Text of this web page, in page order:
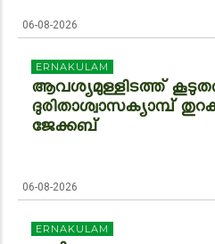
06-08-2026
ERNAKULAM
ആവശ്യമുള്ളിടത്ത്
ദുരിതാശ്വാസക്യാമ്പ്
ജേക്കബ്
06-08-2026
ERNAKULAM